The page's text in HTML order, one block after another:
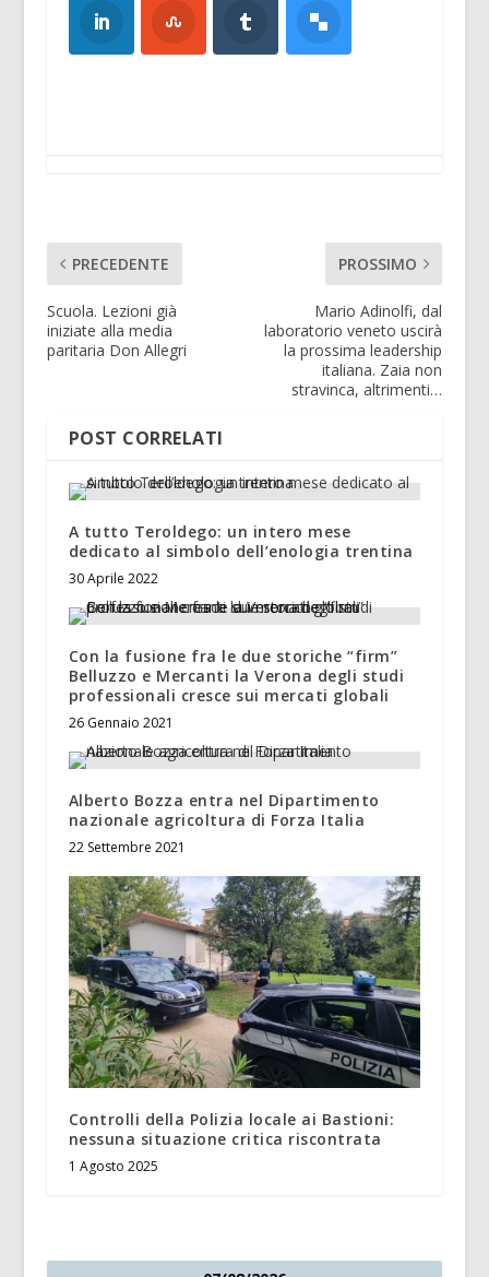
PRECEDENTE
Scuola. Lezioni già
iniziate alla media
paritaria Don Allegri
PROSSIMO
Mario Adinolfi, dal
laboratorio veneto uscirà
la prossima leadership
italiana. Zaia non
stravinca, altrimenti…
POST CORRELATI
A tutto Teroldego: un intero mese
dedicato al simbolo dell’enologia trentina
30 Aprile 2022
Con la fusione fra le due storiche “firm”
Belluzzo e Mercanti la Verona degli studi
professionali cresce sui mercati globali
26 Gennaio 2021
Alberto Bozza entra nel Dipartimento
nazionale agricoltura di Forza Italia
22 Settembre 2021
Controlli della Polizia locale ai Bastioni:
nessuna situazione critica riscontrata
1 Agosto 2025